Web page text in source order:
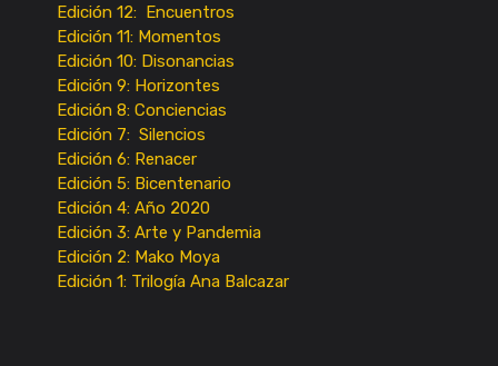
Edición 12: Encuentros
Edición 11: Momentos
Edición 10: Disonancias
Edición 9: Horizontes
Edición 8: Conciencias
Edición 7: Silencios
Edición 6: Renacer
Edición 5: Bicentenario
Edición 4: Año 2020
Edición 3: Arte y Pandemia
Edición 2: Mako Moya
Edición 1: Trilogía Ana Balcazar